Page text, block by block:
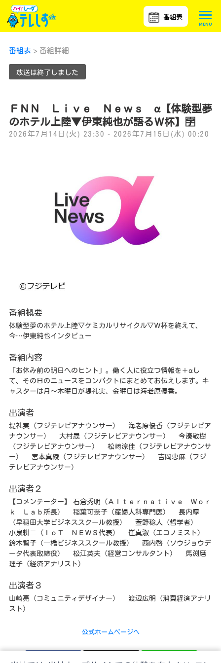
番組表
番組表 > 番組詳細
放送は終了しました
ＦＮＮ Ｌｉｖｅ Ｎｅｗｓ α【体験型夢
のホテル上陸▼伊東純也が語るＷ杯】🈑
2026年7月14日(火) 23:30 - 2026年7月15日(水) 00:20
番組概要
体験型夢のホテル上陸▽ケミカルリサイクル▽Ｗ杯を終えて、
今…伊東純也インタビュー
番組内容
「お休み前の明日へのヒント」。働く人に役立つ情報を＋αし
て、その日のニュースをコンパクトにまとめてお伝えします。キ
ャスターは月〜木曜日が堤礼実、金曜日は海老原優香。
出演者
堤礼実（フジテレビアナウンサー） 海老原優香（フジテレビア
ナウンサー） 大村晟（フジテレビアナウンサー） 今湊敬樹
（フジテレビアナウンサー） 松﨑涼佳（フジテレビアナウンサ
ー） 宮本真綾（フジテレビアナウンサー） 吉岡恵麻（フジ
テレビアナウンサー）
出演者２
【コメンテーター】 石倉秀明（Ａｌｔｅｒｎａｔｉｖｅ Ｗｏｒ
ｋ Ｌａｂ所長） 稲葉可奈子（産婦人科専門医） 長内厚
（早稲田大学ビジネススクール教授） 萱野稔人（哲学者）
小泉耕二（ＩｏＴ ＮＥＷＳ代表） 崔真淑（エコノミスト）
鈴木智子（一橋ビジネススクール教授） 西内啓（ソウジョウデ
ータ代表取締役） 松江英夫（経営コンサルタント） 馬渕磨
理子（経済アナリスト）
出演者３
山崎亮（コミュニティデザイナー） 渡辺広明（消費経済アナリ
スト）
公式ホームページへ